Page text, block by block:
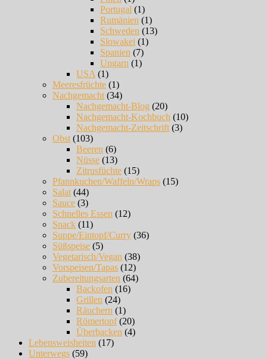
Portugal (1)
Rumänien (1)
Schweden (13)
Slowakei (1)
Spanien (7)
Ungarn (1)
USA (1)
Meeresfrüchte (1)
Nachgemacht (34)
Nachgemacht-Blog (20)
Nachgemacht-Kochbuch (10)
Nachgemacht-Zeitschrift (3)
Obst (103)
Beeren (6)
Nüsse (13)
Zitrusfüchte (15)
Pfannkuchen/Waffeln/Wraps (15)
Salat (44)
Sauce (3)
Schnelles Essen (12)
Snack (11)
Suppe/Eintopf/Curry (36)
Süßspeise (5)
Vegetarisch/Vegan (38)
Vorspeisen/Tapas (12)
Zubereitungsarten (64)
Backofen (16)
Grillen (24)
Räuchern (1)
Römertopf(20)
Überbacken (4)
Lebensweisheiten (17)
Unterwegs (59)